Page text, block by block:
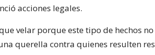
acciones legales.
velar porque este tipo de hechos
querella contra quienes resulten